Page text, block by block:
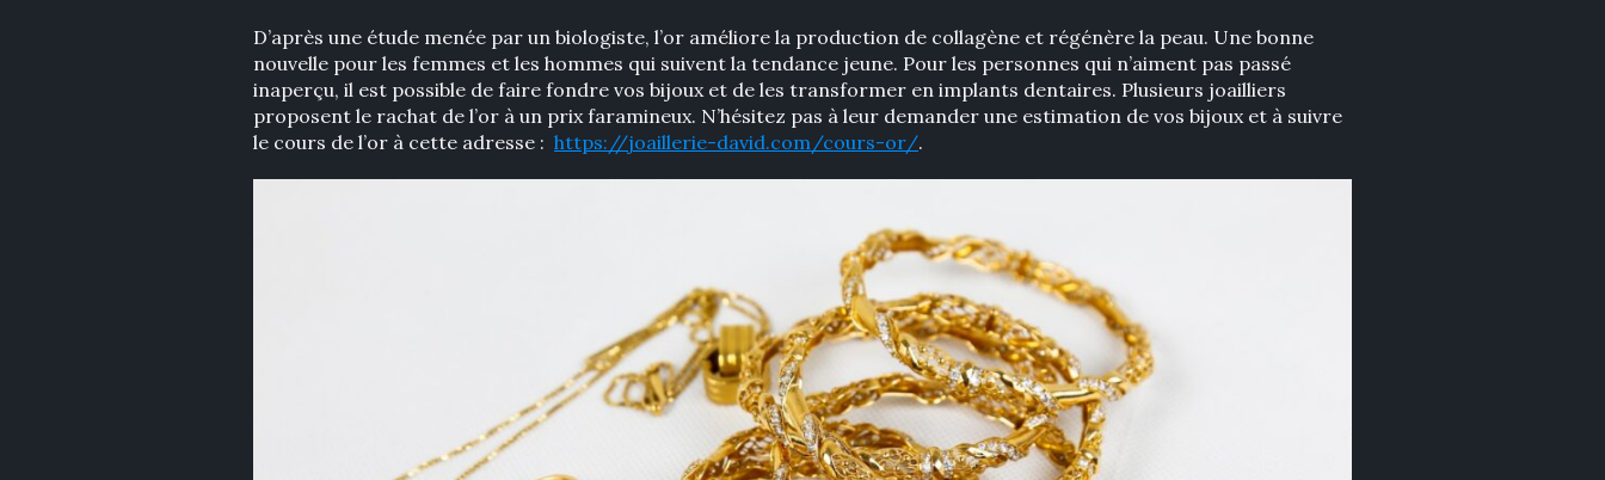
D’après une étude menée par un biologiste, l’or améliore la production de collagène et régénère la peau. Une bonne
nouvelle pour les femmes et les hommes qui suivent la tendance jeune. Pour les personnes qui n’aiment pas passé
inaperçu, il est possible de faire fondre vos bijoux et de les transformer en implants dentaires. Plusieurs joailliers
proposent le rachat de l’or à un prix faramineux. N’hésitez pas à leur demander une estimation de vos bijoux et à suivre
le cours de l’or à cette adresse : https://joaillerie-david.com/cours-or/.